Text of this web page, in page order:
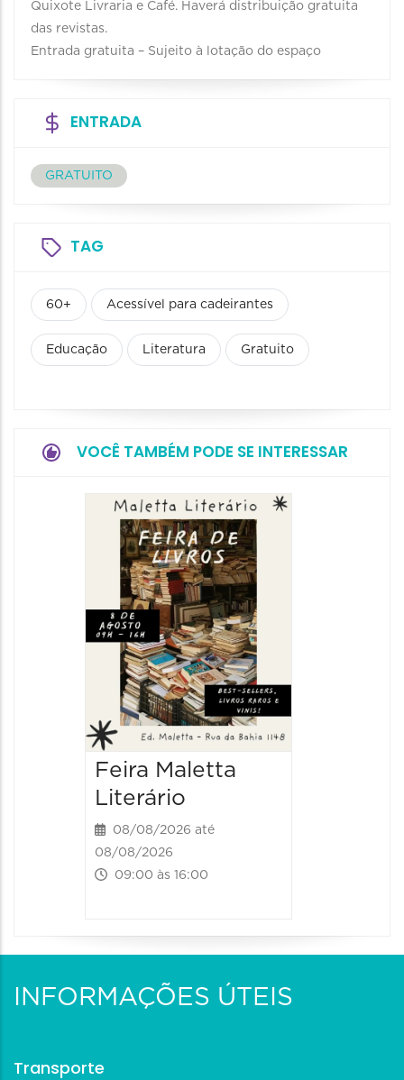
Quixote Livraria e Café. Haverá distribuição gratuita
das revistas.
Entrada gratuita – Sujeito à lotação do espaço
ENTRADA
GRATUITO
TAG
60+ Acessível para cadeirantes
Educação Literatura Gratuito
VOCÊ TAMBÉM PODE SE INTERESSAR
Feira Maletta
Literário
08/08/2026 até
08/08/2026
09:00 às 16:00
INFORMAÇÕES ÚTEIS
Transporte